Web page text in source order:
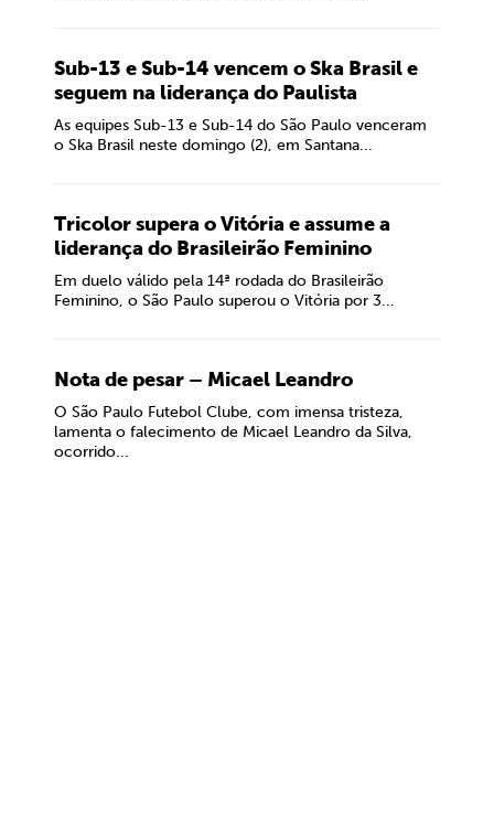
Sub-13 e Sub-14 vencem o Ska Brasil e
seguem na liderança do Paulista
As equipes Sub-13 e Sub-14 do São Paulo venceram
o Ska Brasil neste domingo (2), em Santana...
Tricolor supera o Vitória e assume a
liderança do Brasileirão Feminino
Em duelo válido pela 14ª rodada do Brasileirão
Feminino, o São Paulo superou o Vitória por 3...
Nota de pesar – Micael Leandro
O São Paulo Futebol Clube, com imensa tristeza,
lamenta o falecimento de Micael Leandro da Silva,
ocorrido...